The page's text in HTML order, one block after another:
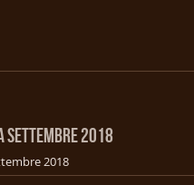
SETTEMBRE 2018
2018